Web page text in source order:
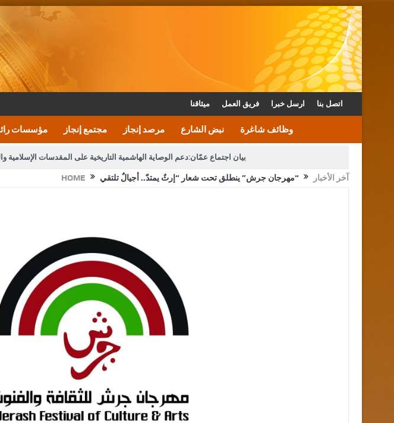
ميثاقنا فريق العمل ارسل خبرا اتصل بنا
مؤسسات مجتمع إنجاز مرصد إنجاز نبض الشارع وظائف شاغرة
بيان اجتماع عمّان:دعم الوصاية الهاشمية التاريخية على المقدسات الإسلامية
النواب يقر مشروع تعديل قانون
القاضي يلتقي
HOME آخر الأخبار “مهرجان جرش” ينطلق تحت شعار “إرثٌ يمتدّ.. أجيالٌ تلتقي